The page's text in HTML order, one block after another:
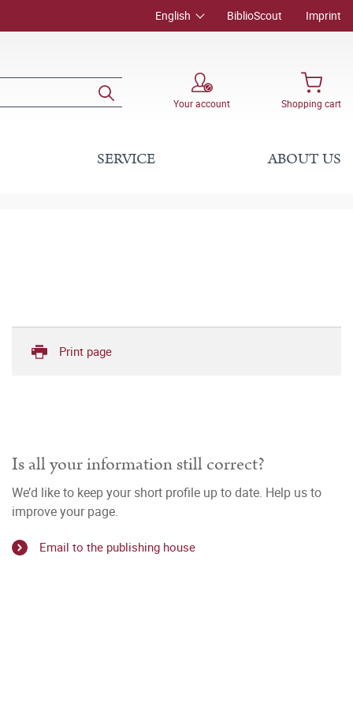
English BiblioScout Imprint
Your account Shopping cart
SERVICE ABOUT US
Print page
Is all your information still correct?
We’d like to keep your short profile up to date. Help us to
improve your page.
Email to the publishing house